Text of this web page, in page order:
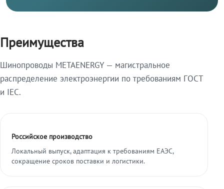
Преимущества
Шинопроводы METAENERGY — магистральное
распределение электроэнергии по требованиям ГОСТ
и IEC.
Российское производство
Локальный выпуск, адаптация к требованиям ЕАЭС,
сокращение сроков поставки и логистики.